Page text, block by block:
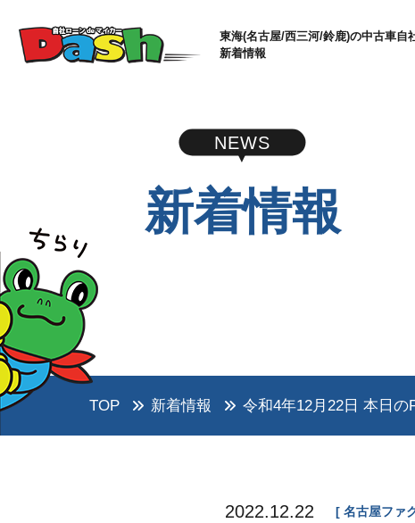
東海(名古屋/西三河/鈴鹿)の中古車自
新着情報
NEWS
新着情報
TOP 新着情報 令和4年12月22日 本日の
2022.12.22 名古屋ファ